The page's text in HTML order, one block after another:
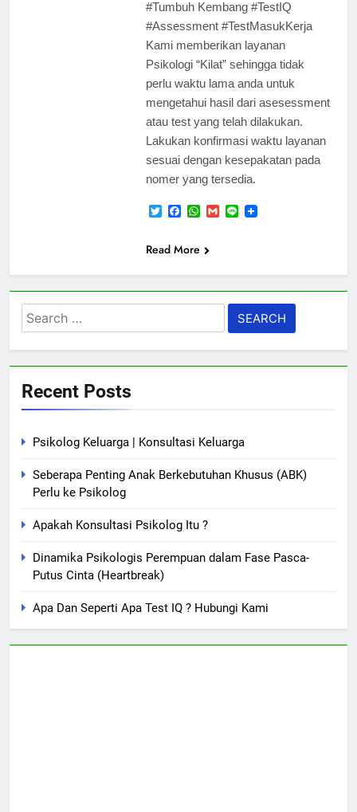
#Tumbuh Kembang #TestIQ
#Assessment #TestMasukKerja
Kami memberikan layanan
Psikologi “Kilat” sehingga tidak
perlu waktu lama anda untuk
mengetahui hasil dari asesessment
atau test yang telah dilakukan.
Lakukan konfirmasi waktu layanan
sesuai dengan kesepakatan pada
nomer yang tersedia.
TwitterFacebook
WhatsApp
Gmail
Line
Read More
Search
for:
Recent Posts
Psikolog Keluarga | Konsultasi Keluarga
Seberapa Penting Anak Berkebutuhan Khusus (ABK)
Perlu ke Psikolog
Apakah Konsultasi Psikolog Itu ?
Dinamika Psikologis Perempuan dalam Fase Pasca-
Putus Cinta (Heartbreak)
Apa Dan Seperti Apa Test IQ ? Hubungi Kami